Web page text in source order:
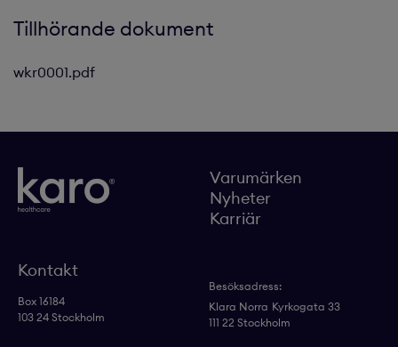
Tillhörande dokument
wkr0001.pdf
Varumärken
Nyheter
Karriär
Kontakt
Box 16184
103 24 Stockholm
Besöksadress:
Klara Norra Kyrkogata 33
111 22 Stockholm